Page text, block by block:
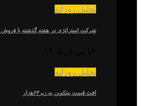
تحلیل روزانه
شرکت استراتژی در هفته گذشته با فروش ۱۰۵…
تحلیل روزانه
افت قیمت بیتکوین به زیر۶۳هزار